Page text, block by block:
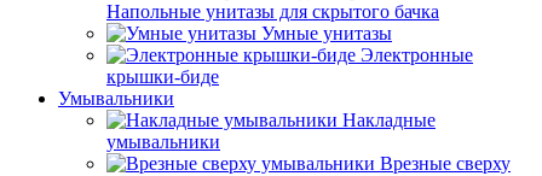
Напольные унитазы для скрытого бачка
Умные унитазы
Электронные
крышки-биде
Умывальники
Накладные
умывальники
Врезные сверху